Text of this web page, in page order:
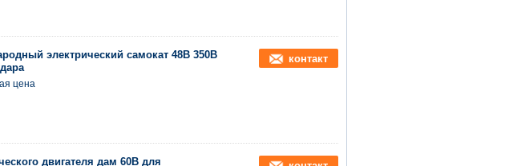
электрический самокат 48В 350В
контакт
цена
двигателя дам 60В для